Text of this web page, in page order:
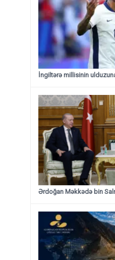
İngiltərə millisinin
Ərdoğan Məkkədə bin